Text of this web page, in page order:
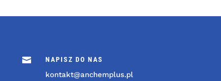
 NAPISZ DO NAS
kontakt@anchemplus.pl